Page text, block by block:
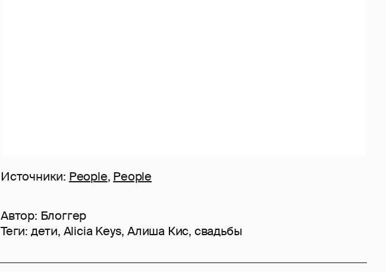
Источники: People, People
Автор: Блоггер
Теги: дети, Alicia Keys,Алиша Кис, свадьбы